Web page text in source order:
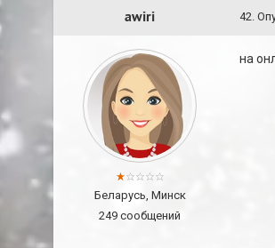
awiri 42.
Беларусь, Минск
249 сообщений
на